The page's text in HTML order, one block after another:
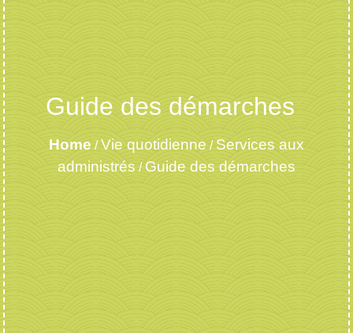
Guide des démarches
Home /Vie quotidienne / Services aux
administrés / Guide des démarches